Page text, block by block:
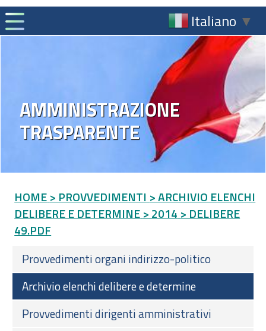
Italiano ▼
AMMINISTRAZIONE
TRASPARENTE
HOME > PROVVEDIMENTI > ARCHIVIO ELENCHI
DELIBERE E DETERMINE > 2014 > DELIBERE
49.PDF
Provvedimenti organi indirizzo-politico
Archivio elenchi delibere e determine
Provvedimenti dirigenti amministrativi